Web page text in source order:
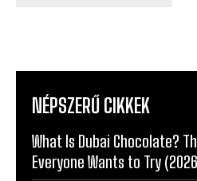
NÉPSZERŰ CIKKEK
What Is Dubai Chocolate?
Everyone Wants to Try